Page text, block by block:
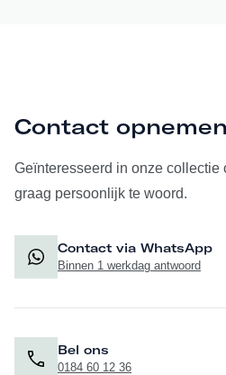
Contact opnemen
Geïnteresseerd in onze collectie
graag persoonlijk te woord.
Contact via WhatsApp
Binnen 1 werkdag antwoord
Bel ons
0184 60 12 36